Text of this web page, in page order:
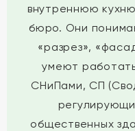
внутреннюю
бюро. Они
«разрез»,
умеют
СНиПами, СП
общественных